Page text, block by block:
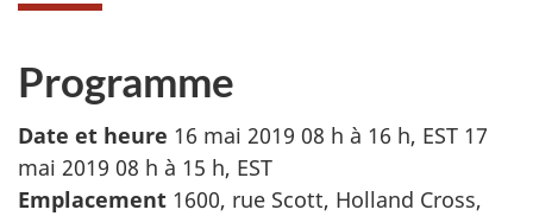
Programme
Date et heure 16 mai 2019 08 h à 16 h, EST 17
mai 2019 08 h à 15 h, EST
Emplacement 1600, rue Scott, Holland Cross,